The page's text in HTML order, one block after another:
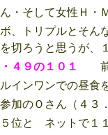
・そして女性Ｈ・
、トリプルとそん
切ろうと思うが、
・４９の１０１
インワンでの昼食
加のＯさん（４
５位と ネットで１